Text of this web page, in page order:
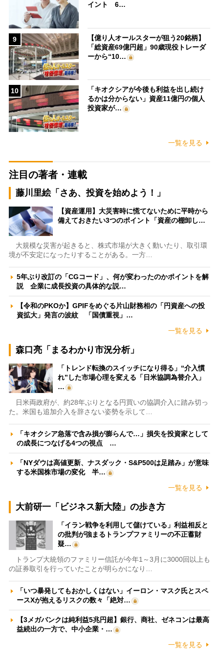
イント 6…
9
【億り人オールスターが狙う20銘柄】
「総資産69億円超」90歳現役トレーダ
ーから“10…
10
「キオクシアが今後も利益を出し続け
るかは分からない」資産11億円の個人
投資家が…
一覧を見る
注目の著者・連載
藤川里絵「さあ、投資を始めよう！」
【資産運用】大災害時に慌てないために平時から
備えておきたい3つのポイント「資産の棚卸し…
大規模な災害が起きると、株式市場が大きく動いたり、取引環
境が不安定になったりすることがある。一方…
5年ぶり改訂の「CGコード」、何が変わったのかポイントを解
説 企業に成長投資の具体的な説…
【令和のPKOか】GPIFをめぐる片山財務相の「円資産への投
資拡大」発言の波紋 「国債重視」…
一覧を見る
森口亮「まるわかり市況分析」
「トレンド転換のスイッチになり得る」“介入慣
れ”した市場心理を変える「日米協調為替介入」
…
日米両政府が、約28年ぶりとなる円買いの協調介入に踏み切っ
た。米国も追加介入を辞さない姿勢を示して…
「キオクシア急落で含み損が膨らんで…」損失を投資家として
の成長につなげる4つの視点 …
「NYダウは高値更新、ナスダック・S&P500は足踏み」が意味
する米国株市場の変化 半…
一覧を見る
大前研一「ビジネス新大陸」の歩き方
「イラン戦争を利用して儲けている」利益相反と
の批判が強まるトランプファミリーの不正蓄財
疑…
トランプ大統領のファミリー信託が今年1～3月に3000回以上も
の証券取引を行っていたことが明らかになり…
「いつ暴発してもおかしくはない」イーロン・マスク氏とスペ
ースXが抱えるリスクの数々「絶対…
【3メガバンクは純利益5兆円超】銀行、商社、ゼネコンは最高
益続出の一方で、中小企業・…
一覧を見る